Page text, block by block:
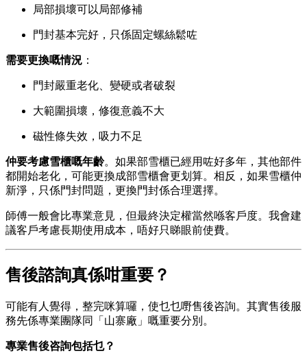
局部損壞可以局部修補
門封基本完好，只係固定螺絲鬆咗
需要更換嘅情況 ：
門封嚴重老化、變硬或者破裂
大範圍損壞，修復意義不大
磁性條失效，吸力不足
仲要考慮雪櫃嘅年齡。如果部雪櫃已經用咗好多年，其他部件
都開始老化，可能更換成部雪櫃會更划算。相反，如果雪櫃仲
新淨，只係門封問題，更換門封係合理選擇。
師傅一般會比專業意見，但最終決定權當然喺客戶度。我會建
議客戶考慮長期使用成本，唔好只睇眼前使費。
售後諮詢真係咁重要？
可能有人覺得，整完咪算囉，使乜乜嘢售後咨詢。其實售後服
務先係專業團隊同「山寨廠」嘅重要分別。
專業售後咨詢包括乜？